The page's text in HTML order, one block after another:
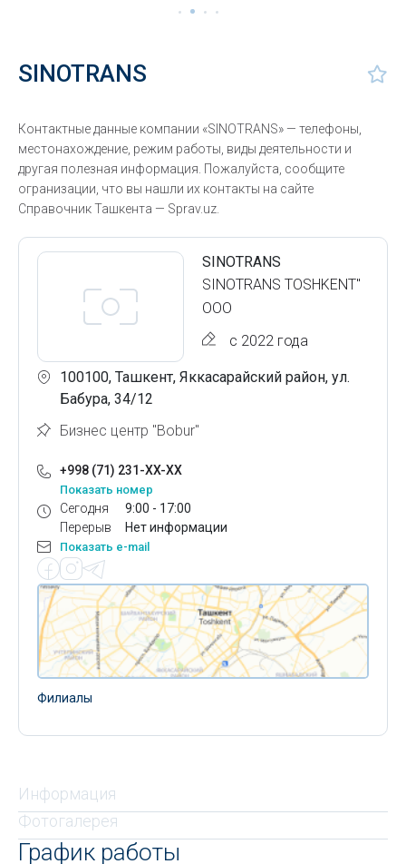
SINOTRANS
Контактные данные компании «SINOTRANS» — телефоны,
местонахождение, режим работы, виды деятельности и
другая полезная информация. Пожалуйста, сообщите
огранизации, что вы нашли их контакты на сайте
Справочник Ташкента — Sprav.uz.
SINOTRANS
SINOTRANS TOSHKENT"
ООО
с 2022 года
100100, Ташкент, Яккасарайский район, ул.
Бабура, 34/12
Бизнес центр "Bobur"
+998 (71) 231-XX-XX
Показать номер
Сегодня
Перерыв
9:00 - 17:00
Нет информации
Показать e-mail
Филиалы
Информация
Фотогалерея
График работы